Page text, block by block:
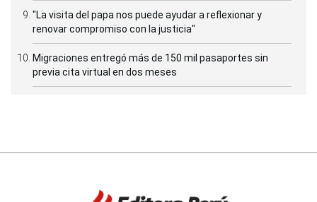
"La visita del papa nos puede ayudar a reflexionar y
renovar compromiso con la justicia"
Migraciones entregó más de 150 mil pasaportes sin
previa cita virtual en dos meses